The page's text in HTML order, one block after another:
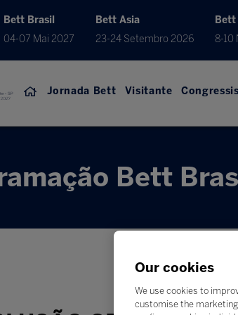
Bett Brasil
04-07 Mai 2027
Bett Asia
23-24 Setembro 2026
Bett
8-10
Jornada Bett Visitante
Bett
Our cookies
We use cookies to
customise the marketing